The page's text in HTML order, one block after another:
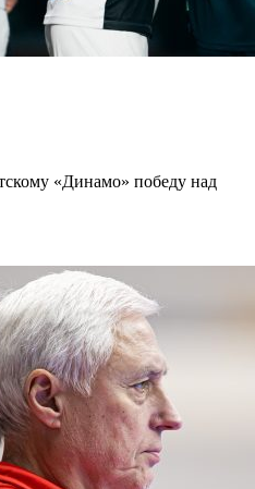
«Динамо» победу над